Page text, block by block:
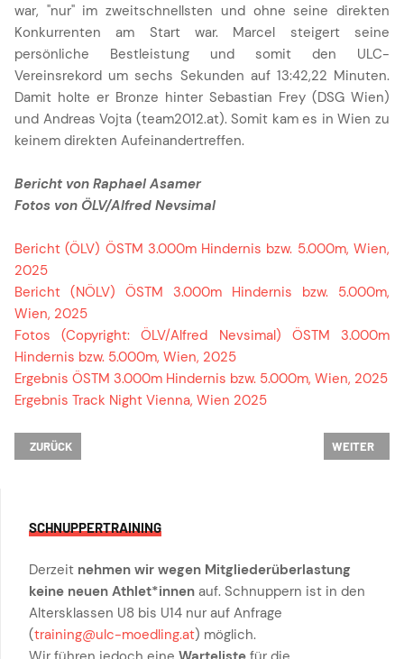
war, "nur" im zweitschnellsten und ohne seine direkten
Konkurrenten am Start war. Marcel steigert seine
persönliche Bestleistung und somit den ULC-
Vereinsrekord um sechs Sekunden auf 13:42,22 Minuten.
Damit holte er Bronze hinter Sebastian Frey (DSG Wien)
und Andreas Vojta (team2012.at). Somit kam es in Wien zu
keinem direkten Aufeinandertreffen.
Bericht von Raphael Asamer
Fotos von ÖLV/Alfred Nevsimal
Bericht (ÖLV) ÖSTM 3.000m Hindernis bzw. 5.000m, Wien,
2025
Bericht (NÖLV) ÖSTM 3.000m Hindernis bzw. 5.000m,
Wien, 2025
Fotos (Copyright: ÖLV/Alfred Nevsimal) ÖSTM 3.000m
Hindernis bzw. 5.000m, Wien, 2025
Ergebnis ÖSTM 3.000m Hindernis bzw. 5.000m, Wien, 2025
Ergebnis Track Night Vienna, Wien 2025
VORHERIGER BEITRAG: CALLUM UND CHRISTOPH KNACKEN
ZURÜCK NÄCHSTER
WEITER
SCHNUPPERTRAINING
Derzeit nehmen wir wegen Mitgliederüberlastung
keine neuen Athlet*innen auf. Schnuppern ist in den
Altersklassen U8 bis U14 nur auf Anfrage
(training@ulc-moedling.at) möglich.